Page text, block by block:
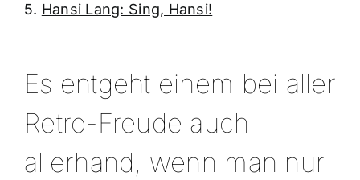
5. Hansi Lang: Sing, Hansi!
Es entgeht einem bei aller
Retro-Freude auch
allerhand, wenn man nur